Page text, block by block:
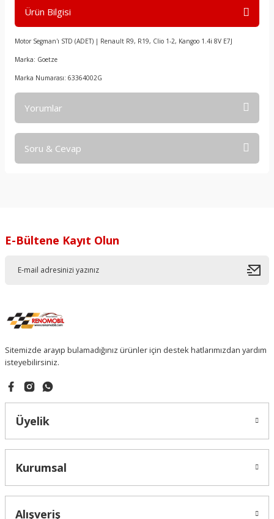
Ürün Bilgisi
Motor Segman'ı STD (ADET) | Renault R9, R19, Clio 1-2, Kangoo 1.4i 8V E7J
Marka: Goetze
Marka Numarası: 63364002G
Yorumlar
Soru & Cevap
E-Bültene Kayıt Olun
Sitemizde arayıp bulamadığınız ürünler için destek hatlarımızdan yardım
isteyebilirsiniz.
Üyelik
Kurumsal
Alışveriş